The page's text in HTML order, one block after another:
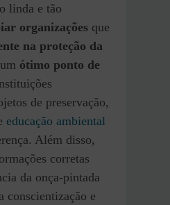
linda e tão
organizações que
na proteção da
ótimo ponto de
de preservação,
educação ambiental
Além disso,
corretas
da onça-pintada
conscientização e